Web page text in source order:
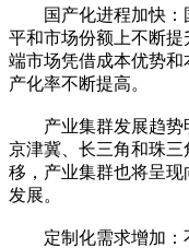
国产化进程加快：
平和市场份额上不断
端市场凭借成本优势
产化率不断提高。
产业集群发展趋势
京津冀、长三角和珠
移，产业集群也将呈
发展。
定制化需求增加：